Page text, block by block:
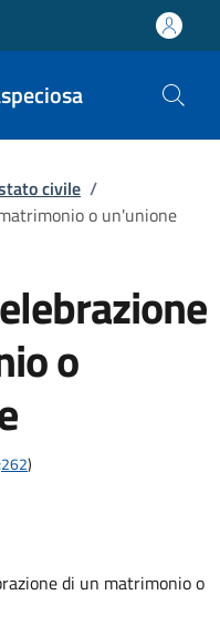
civile /
o un'unione
o
)
di un matrimonio o